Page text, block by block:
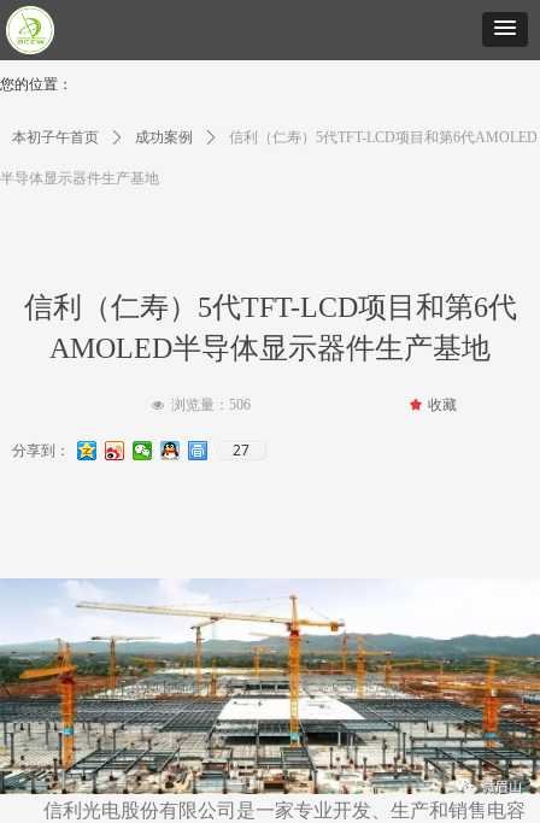
信利光电股份有限公司是一家专业开发、生产和销售电容
本初子午首页 ꄲ 成功案例 ꄲ 信利（仁寿）5代TFT-LCD项目和第6代AMOLED
半导体显示器件生产基地
您的位置：
信利（仁寿）5代TFT-LCD项目和第6代
AMOLED半导体显示器件生产基地
끄 收藏
넶 浏览量： 506
分享到： 27